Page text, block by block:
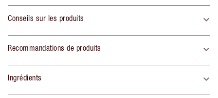
Conseils sur les produits
Recommandations de produits
Ingrédients